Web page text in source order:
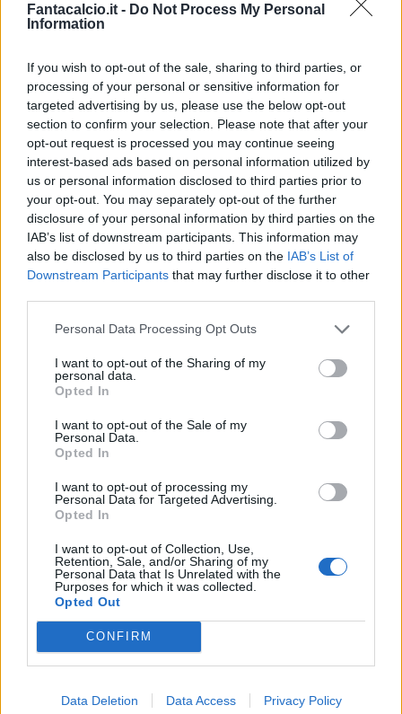
Fantacalcio.it - Do Not Process My Personal
Information
If you wish to opt-out of the sale, sharing to third parties, or
processing of your personal or sensitive information for
targeted advertising by us, please use the below opt-out
section to confirm your selection. Please note that after your
opt-out request is processed you may continue seeing
interest-based ads based on personal information utilized by
us or personal information disclosed to third parties prior to
your opt-out. You may separately opt-out of the further
disclosure of your personal information by third parties on the
IAB’s list of downstream participants. This information may
also be disclosed by us to third parties on the IAB’s List of
Downstream Participants that may further disclose it to other
Personal Data Processing Opt Outs
I want to opt-out of the Sharing of my
personal data.
Opted In
I want to opt-out of the Sale of my
Personal Data.
Opted In
I want to opt-out of processing my
Personal Data for Targeted Advertising.
Opted In
I want to opt-out of Collection, Use,
Retention, Sale, and/or Sharing of my
Personal Data that Is Unrelated with the
Purposes for which it was collected.
Opted Out
CONFIRM
Data Deletion Data Access Privacy Policy
campetto, chi va, chi arriva e chi resta
campetto, chi va, chi arriva e chi resta
👀 I temi di oggi - Calciomercato: Antonio Silva,
Ramos, Trincao, Hjulmand e il Milan di Amorim
prende forma
Come sempre, grande attenzione alle vostre
domande e curiosità: live alle 15:00 su Twitch
(Fantacalcio) e su Youtube (Canale Fantacalcio
o Canale Fantacalcio TV).
🎙Conduce: Alessandro De Mattia
🎙Oggi con noi: Alfredo De Vuono e Lorenzo
Cantarini.
SEGUICI IN LIVE! ATTENZIONE, PERO':
DIAMO PRIORITA' AI NOSTRI SUB
TWITCH